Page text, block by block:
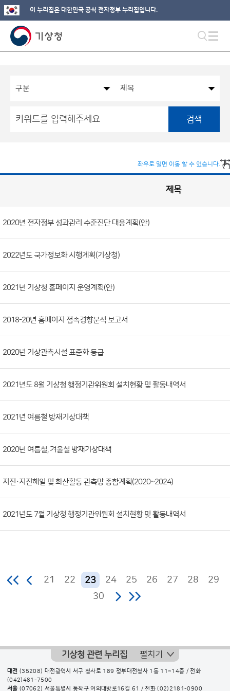
이 누리집은 대한민국 공식 전자정부 누리집입니다.
검색
좌우로 밀면 이동 할 수 있습니다.
공
개
정
보
목
록
류,
첨
부
일,
조
회
제목
2020년 전자정부 성과관리 수준진단 대응계획(안)
2022년도 국가정보화 시행계획(기상청)
2021년 기상청 홈페이지 운영계획(안)
2018-20년 홈페이지 접속경향분석 보고서
2020년 기상관측시설 표준화 등급
2021년도 8월 기상청 행정기관위원회 설치현황 및 활동내역서
2021년 여름철 방재기상대책
2020년 여름철, 겨울철 방재기상대책
지진·지진해일 및 화산활동 관측망 종합계획(2020~2024)
2021년도 7월 기상청 행정기관위원회 설치현황 및 활동내역서
21 22 23 24 25 26 27 28
29
30
기상청 관련 누리집 펼치기
대전 (35208) 대전광역시 서구 청사로 189 정부대전청사 1동 11~14층 / 전화
(042)481-7500
서울 (07062) 서울특별시 동작구 여의대방로16길 61 / 전화(02)2181-0900